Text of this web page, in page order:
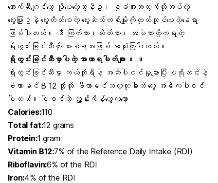
အောက်ဆီဂျ င်တွေ ပို့ပေးတဲ့ေသွးနီဥ ၊ ခုခံအားအတွက်လိုအပ်တဲ့
သွေးဖြူဥနဲ့ သွေးတိတ်စေတဲ့ သွေးဆဲလ်တစ်မျိုးကိုထုတ်လုပ်ပေးတဲ့နေရာ
ဖြစ်ပါတယ်။ ဒီ ကြက်သား၊ဆိတ်သား၊ အမဲသားတို့ကရတဲ့
ရိုးတွင်းခြင်ဆီကို စားစရာအဖြစ် စားသုံးကြပါတယ်။
ရိုးတွင်းခြင်ဆီမှာပါတဲ့ အာဟာရဓါတ်များ ။ ။
ရိုးတွင်းခြင်ဆီမှာ ကယ်လိုရီ နဲ့ အဆီပါဝင်မှုများပြီး ပရိုတင် းနဲ့
ဗီတာမင် B 12 တို့လို ဗီတာမင်သတ္တုဓါတ်တွေ အဓိကပါဝင်
ပါတယ်။ ပါဝင်တဲ့ ညွှန်းကိန်းတွေကတော့
Calories:110
Total fat:12 grams
Protein:1 gram
Vitamin B12:7% of the Reference Daily Intake (RDI)
Riboflavin:6% of the RDI
Iron:4% of the RDI